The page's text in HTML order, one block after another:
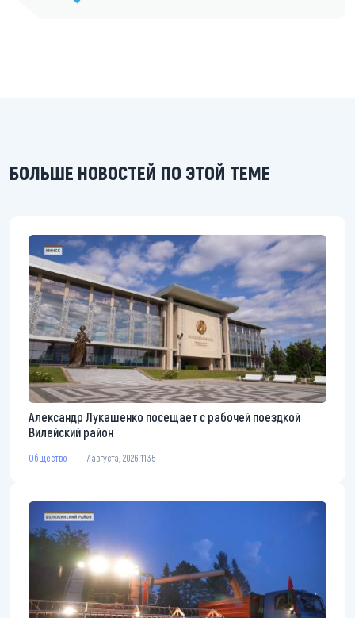
БОЛЬШЕ НОВОСТЕЙ ПО ЭТОЙ ТЕМЕ
Александр Лукашенко посещает с рабочей поездкой
Вилейский район
Общество 7 августа, 2026 11:35